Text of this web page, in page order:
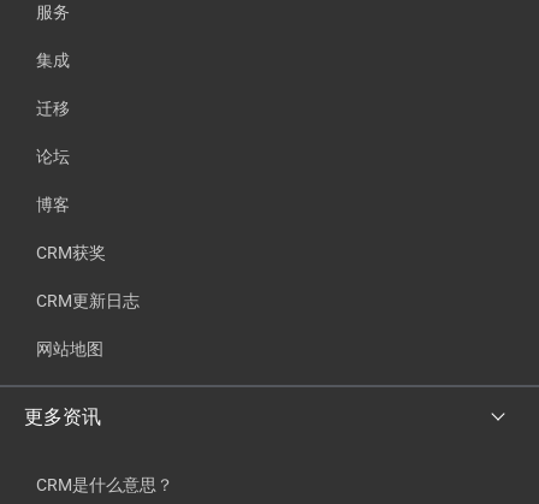
服务
集成
迁移
论坛
博客
CRM获奖
CRM更新日志
网站地图
更多资讯
CRM是什么意思？